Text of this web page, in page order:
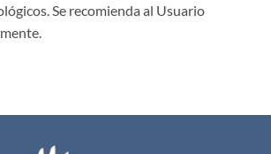
Se recomienda al Usuario